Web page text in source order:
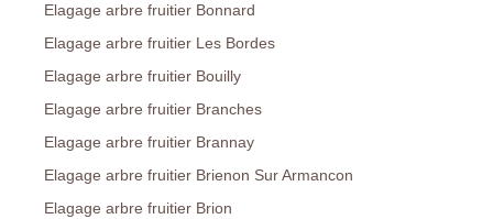
Elagage arbre fruitier Bonnard
Elagage arbre fruitier Les Bordes
Elagage arbre fruitier Bouilly
Elagage arbre fruitier Branches
Elagage arbre fruitier Brannay
Elagage arbre fruitier Brienon Sur Armancon
Elagage arbre fruitier Brion